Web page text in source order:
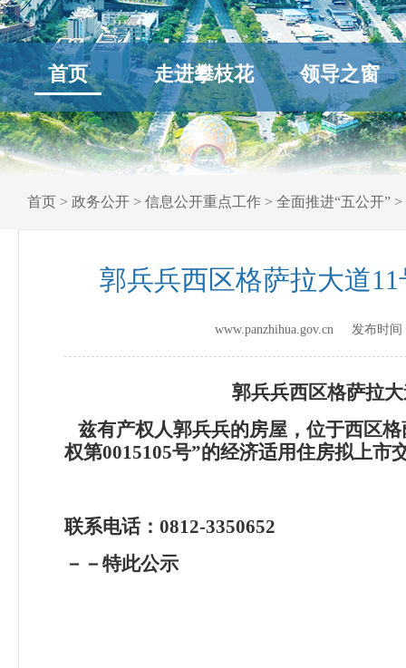
首页 走进攀枝花 领导之窗
首页 > 政务公开 > 信息公开重点工作 > 全面推进“五公开” >
郭兵兵西区格萨拉大道
www.panzhihua.gov.cn 发布时间
郭兵兵西区格萨拉
兹有产权人郭兵兵的房屋，位于西区
权第0015105号”的经济适用住房拟上市
联系电话：0812-3350652
－－特此公示